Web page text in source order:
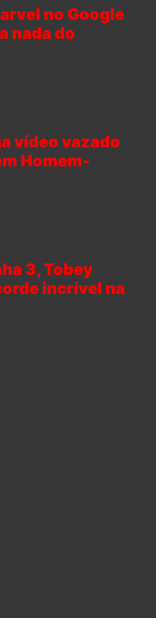
no Google
nada do
vídeo vazado
Homem-
3, Tobey
incrível na